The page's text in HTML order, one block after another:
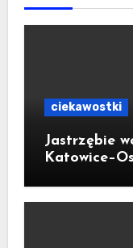
ciekawostki
Jastrzębie